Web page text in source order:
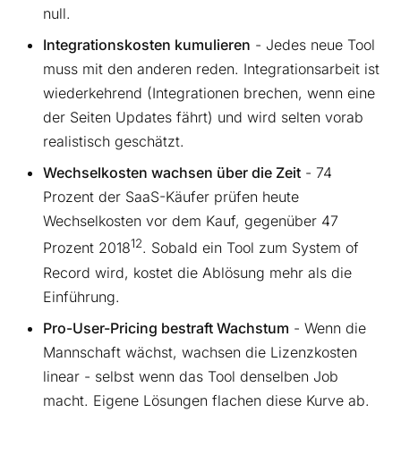
null.
Integrationskosten kumulieren - Jedes neue Tool
muss mit den anderen reden. Integrationsarbeit ist
wiederkehrend (Integrationen brechen, wenn eine
der Seiten Updates fährt) und wird selten vorab
realistisch geschätzt.
Wechselkosten wachsen über die Zeit - 74
Prozent der SaaS-Käufer prüfen heute
Wechselkosten vor dem Kauf, gegenüber 47
Prozent 201812. Sobald ein Tool zum System of
Record wird, kostet die Ablösung mehr als die
Einführung.
Pro-User-Pricing bestraft Wachstum - Wenn die
Mannschaft wächst, wachsen die Lizenzkosten
linear - selbst wenn das Tool denselben Job
macht. Eigene Lösungen flachen diese Kurve ab.